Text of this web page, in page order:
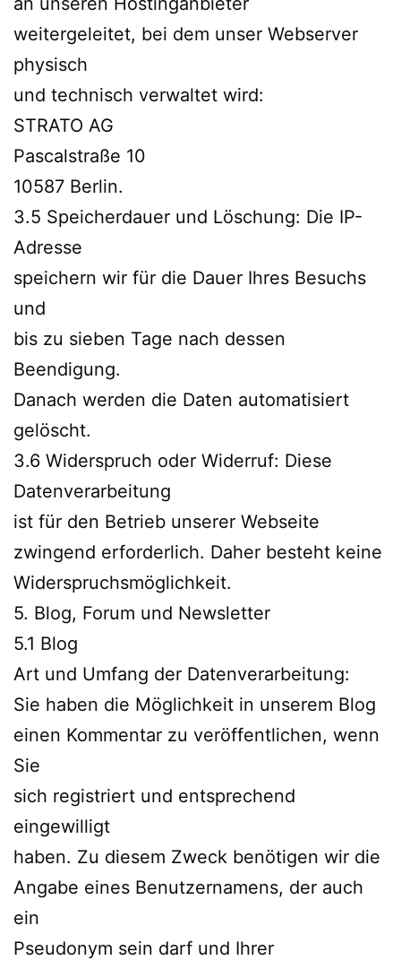
weitergeleitet, bei dem unser Webserver
physisch
und technisch verwaltet wird:
STRATO AG
Pascalstraße 10
10587 Berlin.
3.5 Speicherdauer und Löschung: Die IP-
Adresse
speichern wir für die Dauer Ihres Besuchs
und
bis zu sieben Tage nach dessen
Beendigung.
Danach werden die Daten automatisiert
gelöscht.
3.6 Widerspruch oder Widerruf: Diese
Datenverarbeitung
ist für den Betrieb unserer Webseite
zwingend erforderlich. Daher besteht keine
Widerspruchsmöglichkeit.
5. Blog, Forum und Newsletter
5.1 Blog
Art und Umfang der Datenverarbeitung:
Sie haben die Möglichkeit in unserem Blog
einen Kommentar zu veröffentlichen, wenn
Sie
sich registriert und entsprechend
eingewilligt
haben. Zu diesem Zweck benötigen wir die
Angabe eines Benutzernamens, der auch
ein
Pseudonym sein darf und Ihrer